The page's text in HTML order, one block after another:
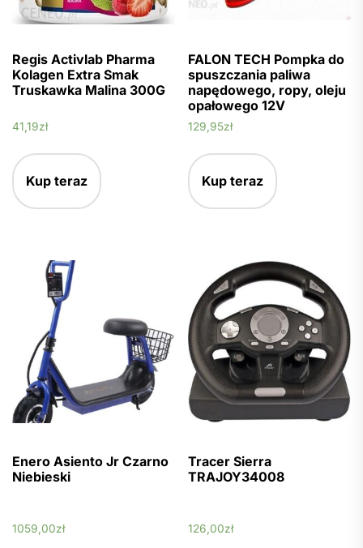
Regis Activlab Pharma
Kolagen Extra Smak
Truskawka Malina 300G
41,19zł
Kup teraz
FALON TECH Pompka do
spuszczania paliwa
napędowego, ropy, oleju
opałowego 12V
129,95zł
Kup teraz
Enero Asiento Jr Czarno
Niebieski
1059,00zł
Tracer Sierra
TRAJOY34008
126,00zł